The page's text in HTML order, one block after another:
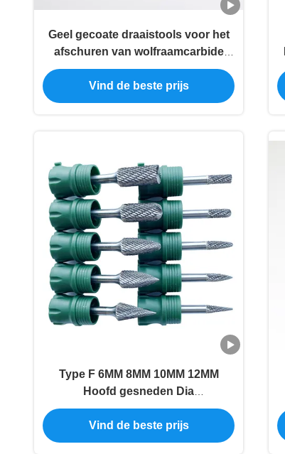
Geel gecoate draaistools voor het
afschuren van wolfraamcarbide
draaistools voor het snijden van
stukjes
Vind de beste prijs
Type F 6MM 8MM 10MM 12MM
Hoofd gesneden Dia
Tungstencarbide Burrs Bits
Boomvorm
Vind de beste prijs